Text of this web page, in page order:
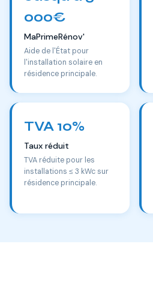
000€
MaPrimeRénov'
Aide de l'État pour
l'installation solaire en
résidence principale.
TVA 10%
Taux réduit
TVA réduite pour les
installations ≤ 3 kWc sur
résidence principale.